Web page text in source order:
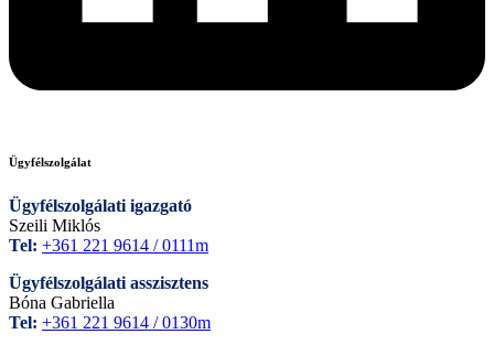
Ügyfélszolgálat
Ügyfélszolgálati igazgató
Szeili Miklós
Tel: +361 221 9614 / 0111m
Ügyfélszolgálati asszisztens
Bóna Gabriella
Tel: +361 221 9614 / 0130m